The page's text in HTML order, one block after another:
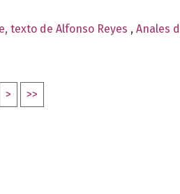
texto de Alfonso Reyes , Anales
> >>